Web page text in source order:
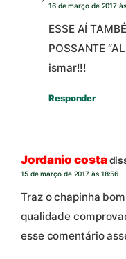
16 de março de 2017
ESSE AÍ
POSSANTE
ismar!!!
Responder
Jordanio costa
15 de março de 2017 às 18:56
Traz o chapinha
qualidade
esse comentário